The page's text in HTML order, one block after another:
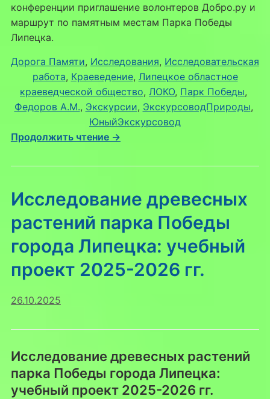
как
практика:
на
областной
конференции
конференции приглашение волонтеров Добро.ру и
маршрут по памятным местам Парка Победы
Липецка.
Дорога Памяти, Исследования, Исследовательская
работа, Краеведение, Липецкое областное
краеведческой общество, ЛОКО, Парк Победы
Федоров А.М., Экскурсии, ЭкскурсоводПрироды
ЮныйЭкскурсовод
Продолжить чтение →
Исследование древесных
растений парка Победы
города Липецка: учебный
проект 2025-2026 гг.
26.10.2025
Исследование древесных растений
парка Победы города Липецка:
учебный проект 2025-2026 гг.